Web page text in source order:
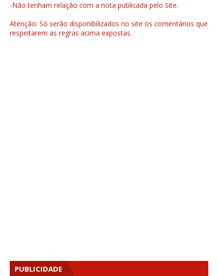
-Não tenham relação com a nota publicada pelo Site.
Atenção: Só serão disponibilizados no site os comentários que
respeitarem as regras acima expostas.
PUBLICIDADE